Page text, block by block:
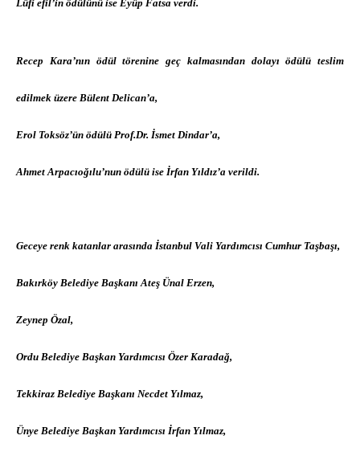
Lüfi efil’in ödülünü ise Eyüp Fatsa verdi.
Recep Kara’nın ödül törenine geç kalmasından dolayı ödülü teslim
edilmek üzere Bülent Delican’a,
Erol Toksöz’ün ödülü Prof.Dr. İsmet Dindar’a,
Ahmet Arpacıoğılu’nun ödülü ise İrfan Yıldız’a verildi.
Geceye renk katanlar arasında İstanbul Vali Yardımcısı Cumhur Taşbaşı,
Bakırköy Belediye Başkanı Ateş Ünal Erzen,
Zeynep Özal,
Ordu Belediye Başkan Yardımcısı Özer Karadağ,
Tekkiraz Belediye Başkanı Necdet Yılmaz,
Ünye Belediye Başkan Yardımcısı İrfan Yılmaz,